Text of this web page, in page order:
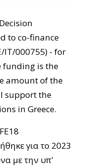
to co-finance
IT/000755) - for
funding is the
amount of the
support the
in Greece.
για το 2023
με την υπ'